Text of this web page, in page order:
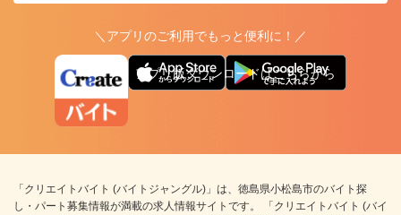
＼アプリのご利用でもっと便利に！／
アプリ版ダウンロードはこちらから
「クリエイトバイト (バイトジャングル)」は、徳島県小松島市のバイト探
し・パート募集情報が満載の求人情報サイトです。 「クリエイトバイト (バイ